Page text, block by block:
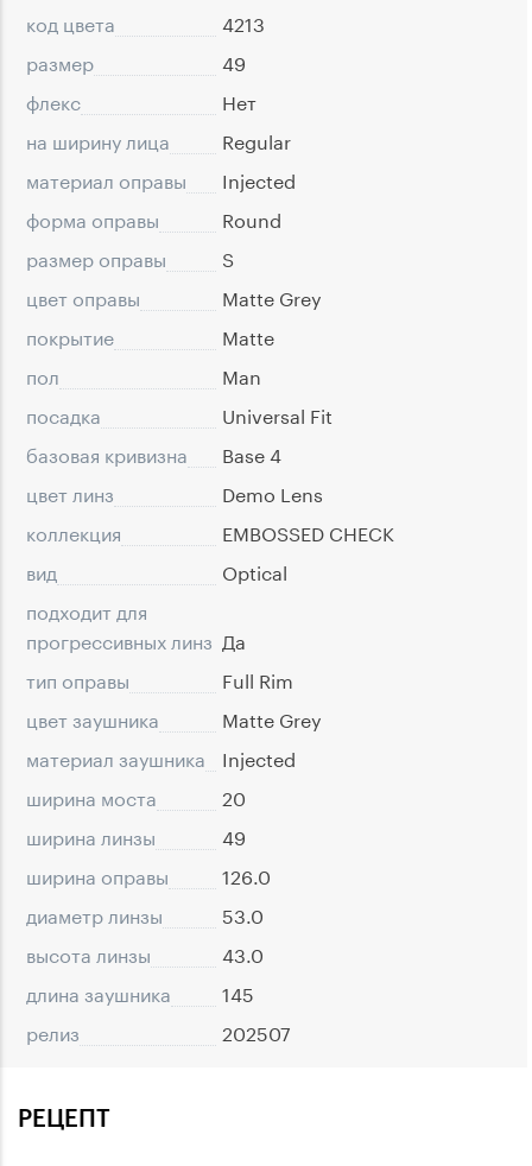
код цвета
4213
размер
49
флекс
Нет
на ширину лица
Regular
материал оправы
Injected
форма оправы
Round
размер оправы
S
цвет оправы
Matte Grey
покрытие
Matte
пол
Man
посадка
Universal Fit
базовая кривизна
Base 4
цвет линз
Demo Lens
коллекция
EMBOSSED CHECK
вид
Optical
подходит для
прогрессивных линз Да
тип оправы
Full Rim
цвет заушника
Matte Grey
материал заушника
Injected
ширина моста
20
ширина линзы
49
ширина оправы
126.0
диаметр линзы
53.0
высота линзы
43.0
длина заушника
145
релиз
202507
РЕЦЕПТ